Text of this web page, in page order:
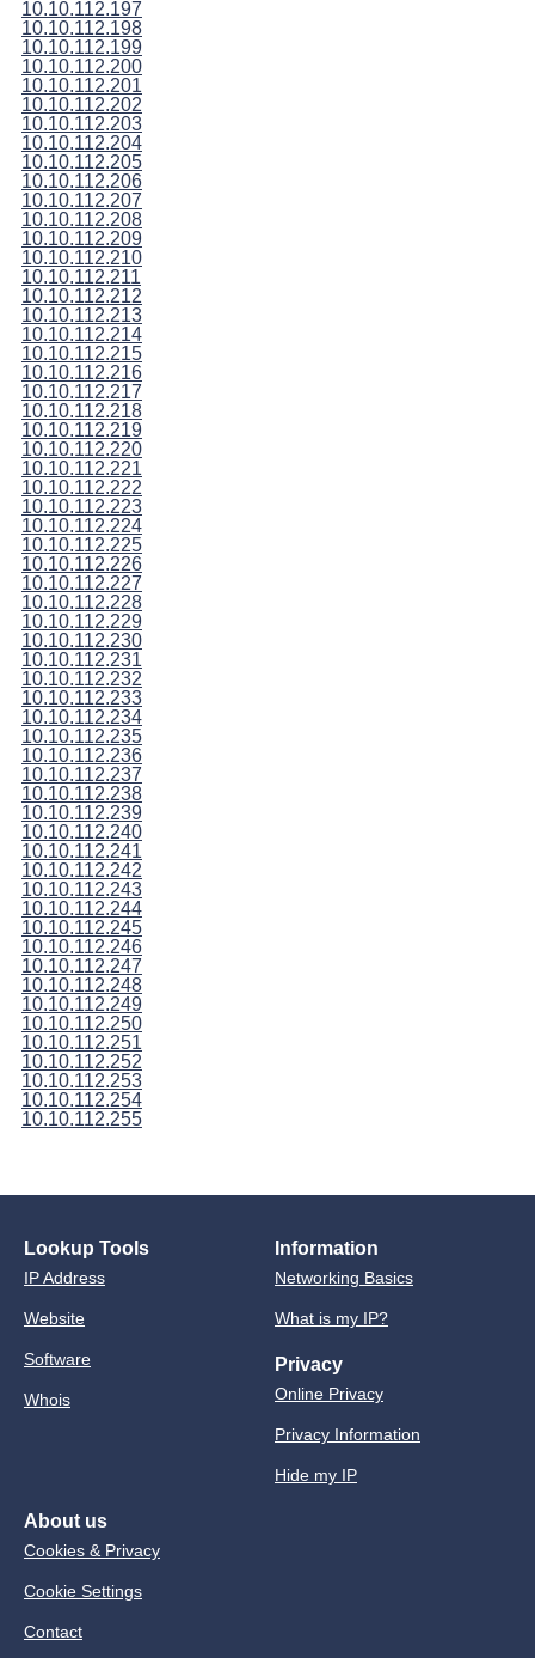
10.10.112.197
10.10.112.198
10.10.112.199
10.10.112.200
10.10.112.201
10.10.112.202
10.10.112.203
10.10.112.204
10.10.112.205
10.10.112.206
10.10.112.207
10.10.112.208
10.10.112.209
10.10.112.210
10.10.112.211
10.10.112.212
10.10.112.213
10.10.112.214
10.10.112.215
10.10.112.216
10.10.112.217
10.10.112.218
10.10.112.219
10.10.112.220
10.10.112.221
10.10.112.222
10.10.112.223
10.10.112.224
10.10.112.225
10.10.112.226
10.10.112.227
10.10.112.228
10.10.112.229
10.10.112.230
10.10.112.231
10.10.112.232
10.10.112.233
10.10.112.234
10.10.112.235
10.10.112.236
10.10.112.237
10.10.112.238
10.10.112.239
10.10.112.240
10.10.112.241
10.10.112.242
10.10.112.243
10.10.112.244
10.10.112.245
10.10.112.246
10.10.112.247
10.10.112.248
10.10.112.249
10.10.112.250
10.10.112.251
10.10.112.252
10.10.112.253
10.10.112.254
10.10.112.255
Lookup Tools
IP Address
Website
Software
Whois
Information
Networking Basics
What is my IP?
Privacy
Online Privacy
Privacy Information
Hide my IP
About us
Cookies & Privacy
Cookie Settings
Contact